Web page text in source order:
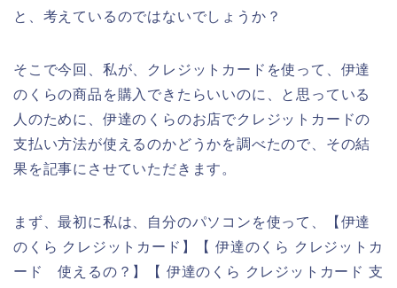
と、考えているのではないでしょうか？
そこで今回、私が、クレジットカードを使って、伊達
のくらの商品を購入できたらいいのに、と思っている
人のために、伊達のくらのお店でクレジットカードの
支払い方法が使えるのかどうかを調べたので、その結
果を記事にさせていただきます。
まず、最初に私は、自分のパソコンを使って、【伊達
のくら クレジットカード】【 伊達のくら クレジットカ
ード 使えるの？】【 伊達のくら クレジットカード 支